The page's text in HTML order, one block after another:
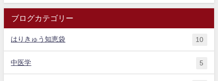
ブログカテゴリー
はりきゅう知恵袋 10
中医学 5